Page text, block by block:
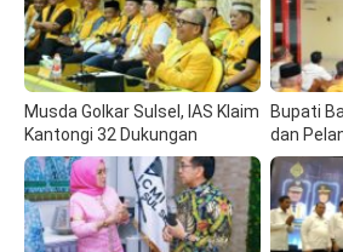
Musda Golkar Sulsel, IAS Klaim
Kantongi 32 Dukungan
Bupati
dan